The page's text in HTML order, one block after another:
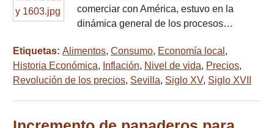
comerciar con América, estuvo en la
dinámica general de los procesos…
Etiquetas: Alimentos, Consumo, Economía local ,
Historia Económica, Inflación, Nivel de vida, Precios,
Revolución de los precios, Sevilla, Siglo XV, Siglo XVII